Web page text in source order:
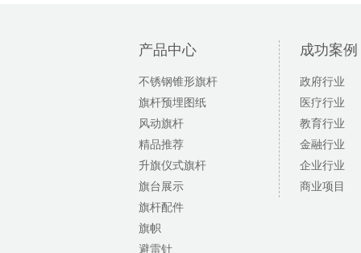
产品中心
不锈钢锥形旗杆
旗杆预埋图纸
风动旗杆
精品推荐
升旗仪式旗杆
旗台展示
旗杆配件
旗帜
避雷针
成功案例
政府行业
医疗行业
教育行业
金融行业
企业行业
商业项目